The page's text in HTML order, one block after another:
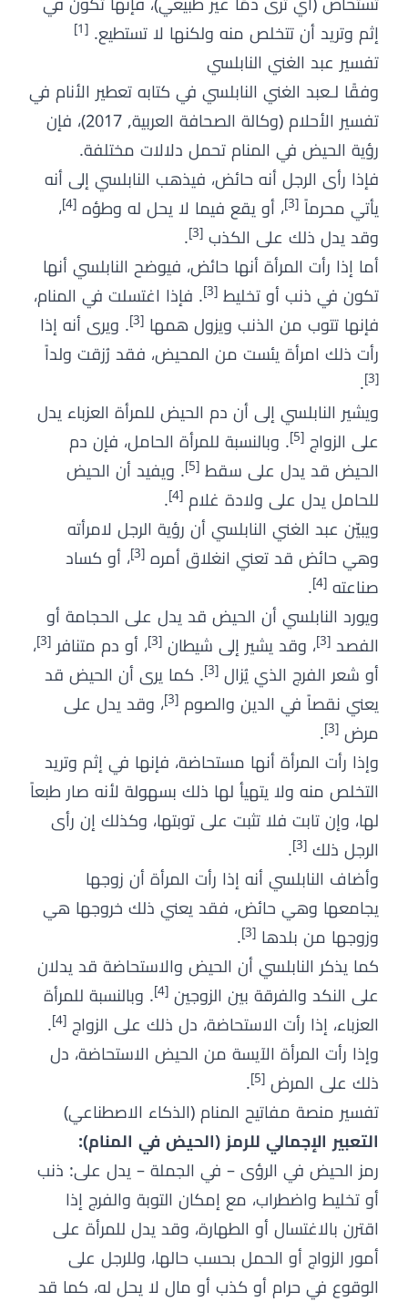
إثم وتريد أن تتخلص منه ولكنها لا تستطيع. [1]
تفسير عبد الغني النابلسي
وفقًا لـعبد الغني النابلسي في كتابه تعطير الأنام في
تفسير الأحلام (وكالة الصحافة العربية, 2017)، فإن
رؤية الحيض في المنام تحمل دلالات مختلفة.
فإذا رأى الرجل أنه حائض، فيذهب النابلسي إلى أنه
يأتي محرماً [3] ، أو يقع فيما لا يحل له وطؤه [4] ،
وقد يدل ذلك على الكذب [3]
.
أما إذا رأت المرأة أنها حائض، فيوضح النابلسي أنها
تكون في ذنب أو تخليط [3] . فإذا اغتسلت في المنام،
فإنها تتوب من الذنب ويزول همها [3] . ويرى أنه إذا
رأت ذلك امرأة يئست من المحيض، فقد رُزقت ولداً
[3]
.
ويشير النابلسي إلى أن دم الحيض للمرأة العزباء يدل
على الزواج [5] . وبالنسبة للمرأة الحامل، فإن دم
الحيض قد يدل على سقط [5] . ويفيد أن الحيض
للحامل يدل على ولادة غلام [4]
.
ويبيّن عبد الغني النابلسي أن رؤية الرجل لامرأته
وهي حائض قد تعني انغلاق أمره [3] ، أو كساد
صناعته [4]
.
ويورد النابلسي أن الحيض قد يدل على الحجامة أو
الفصد [3] ، وقد يشير إلى شيطان [3] ، أو دم متنافر [3] ،
أو شعر الفرج الذي يُزال [3] . كما يرى أن الحيض قد
يعني نقصاً في الدين والصوم [3] ، وقد يدل على
مرض [3]
.
وإذا رأت المرأة أنها مستحاضة، فإنها في إثم وتريد
التخلص منه ولا يتهيأ لها ذلك بسهولة لأنه صار طبعاً
لها، وإن تابت فلا تثبت على توبتها، وكذلك إن رأى
الرجل ذلك [3]
.
وأضاف النابلسي أنه إذا رأت المرأة أن زوجها
يجامعها وهي حائض، فقد يعني ذلك خروجها هي
وزوجها من بلدها [3]
.
كما يذكر النابلسي أن الحيض والاستحاضة قد يدلان
على النكد والفرقة بين الزوجين [4] . وبالنسبة للمرأة
العزباء، إذا رأت الاستحاضة، دل ذلك على الزواج [4]
.
وإذا رأت المرأة الآيسة من الحيض الاستحاضة، دل
ذلك على المرض [5]
.
تفسير منصة مفاتيح المنام (الذكاء الاصطناعي)
التعبير الإجمالي للرمز (الحيض في المنام):
رمز الحيض في الرؤى – في الجملة – يدل على: ذنب
أو تخليط واضطراب، مع إمكان التوبة والفرج إذا
اقترن بالاغتسال أو الطهارة، وقد يدل للمرأة على
أمور الزواج أو الحمل بحسب حالها، وللرجل على
الوقوع في حرام أو كذب أو مال لا يحل له، كما قد